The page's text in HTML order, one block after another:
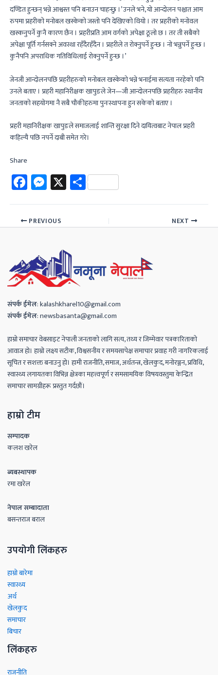
दण्डित हुन्छन् भन्ने आश्वस्त पनि बनाउन चाहन्छु ।’ उनले भने, यो आन्दोलन पश्चात आम
रुपमा प्रहरीको मनोबल खस्केको जस्तो पनि देखिएको थियो । तर प्रहरीको मनोवल
खस्कनुपर्ने कुनै कारण छैन । प्रहरीप्रति आम वर्गको अपेक्षा ठूलो छ । तर ती सबैको
अपेक्षा पूर्ति गर्नसक्ने अवस्था रहँदैरहँदैन । प्रहरीले त रोक्नुपर्ने हुन्छ । नो भन्नुपर्ने हुन्छ ।
कुनैपनि अपराधिक गतिविधिलाई रोक्नुपर्ने हुन्छ ।’
जेनजी आन्दोलनपछि प्रहरीहरुको मनोबल खस्केको भन्ने भनाईमा सत्यता नरहेको पनि
उनले बताए । प्रहरी महानिरीक्षक खापुङले जेन—जी आन्दोलनपछि प्रहरीहरु स्थानीय
जनताको सहयोगमा नै सबै चौकीहरुमा पुनःस्थापना हुन सकेको बताए ।
प्रहरी महानिरीक्षक खापुङले समाजलाई शान्ति सुरक्षा दिने दायित्वबाट नेपाल प्रहरी
कहिल्यै पछि नपर्ने दाबी समेत गरे।
Share
Fa
ce
b
o
M
es
se
n
ge
r
X Sh
ar
e
PREVIOUS NEXT
संपर्कईमेल:kalashkharel10@gmail.com
संपर्कईमेल:newsbasanta@gmail.com
हाम्रो समाचार वेबसाइट नेपाली जनताको लागि सत्य, तथ्य र जिम्मेवार पत्रकारिताको
आवाज हो। हाम्रो लक्ष्य सटीक, विश्वसनीय र समयसापेक्ष समाचार प्रवाह गरी नागरिकलाई
सूचित र सशक्त बनाउनु हो। हामी राजनीति, समाज, अर्थतन्त्र, खेलकुद, मनोरञ्जन, प्रविधि,
स्वास्थ्य लगायतका विभिन्न क्षेत्रका महत्त्वपूर्ण र समसामयिक विषयवस्तुमा केन्द्रित
समाचार सामग्रीहरू प्रस्तुत गर्दछौं।
हाम्रो टीम
सम्पादक
कलश खरेल
ब्यबस्थापक
रमा खरेल
नेपाल सम्बादाता
बसन्तराज बराल
उपयोगी लिंकहरु
हाम्रो बारेमा
स्वास्थ्य
अर्थ
खेलकुद
समाचार
बिचार
लिंकहरु
राजनीति